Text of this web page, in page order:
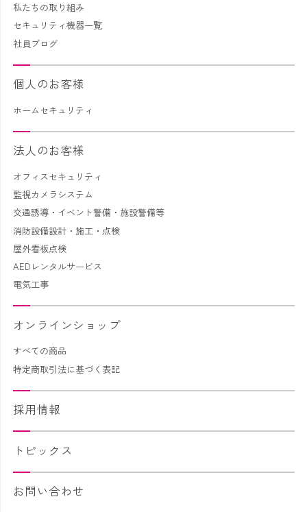
私たちの取り組み
セキュリティ機器一覧
社員ブログ
個人のお客様
ホームセキュリティ
法人のお客様
オフィスセキュリティ
監視カメラシステム
交通誘導・イベント警備・施設警備等
消防設備設計・施工・点検
屋外看板点検
AEDレンタルサービス
電気工事
オンラインショップ
すべての商品
特定商取引法に基づく表記
採用情報
トピックス
お問い合わせ